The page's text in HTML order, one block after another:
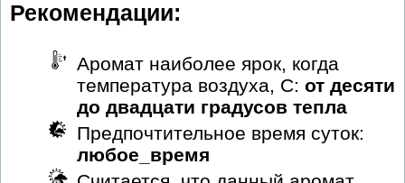
Рекомендации:
Аромат наиболее ярок, когда
температура воздуха, С: от десяти
до двадцати градусов тепла
Предпочтительное время суток:
любое_время